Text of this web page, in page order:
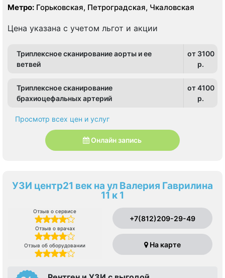
Метро: Горьковская, Петроградская, Чкаловская
Цена указана с учетом льгот и акции
Триплексное сканирование аорты и ее
ветвей
от 3100
p.
Триплексное сканирование
брахиоцефальных артерий
от 4100
p.
Просмотр всех цен и услуг
Онлайн запись
УЗИ центр21 век на ул Валерия Гаврилина
11 к 1
Отзыв о сервисе
Отзыв о врачах
Отзыв об оборудовании
+7(812)209-29-49
На карте